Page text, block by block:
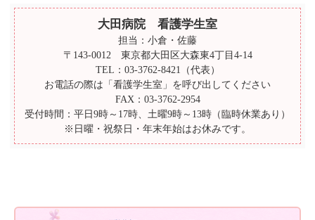
大田病院 看護学生室
担当：小倉・佐藤
〒143-0012 東京都大田区大森東4丁目4-14
TEL：03-3762-8421（代表）
お電話の際は「看護学生室」を呼び出してください
FAX：03-3762-2954
受付時間：平日9時～17時、土曜9時～13時（臨時休業あり）
※日曜・祝祭日・年末年始はお休みです。